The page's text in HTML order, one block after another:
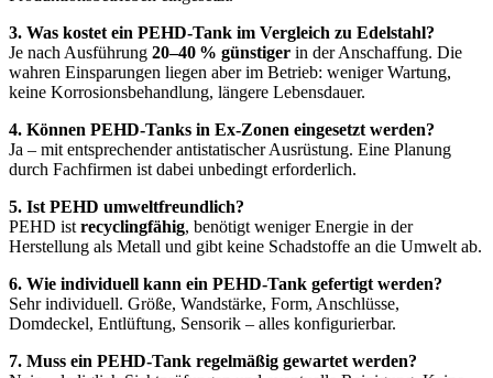
3. Was kostet ein PEHD-Tank im Vergleich zu Edelstahl?
Je nach Ausführung 20–40 % günstiger in der Anschaffung. Die
wahren Einsparungen liegen aber im Betrieb: weniger Wartung,
keine Korrosionsbehandlung, längere Lebensdauer.
4. Können PEHD-Tanks in Ex-Zonen eingesetzt werden?
Ja – mit entsprechender antistatischer Ausrüstung. Eine Planung
durch Fachfirmen ist dabei unbedingt erforderlich.
5. Ist PEHD umweltfreundlich?
PEHD ist recyclingfähig, benötigt weniger Energie in der
Herstellung als Metall und gibt keine Schadstoffe an die Umwelt ab.
6. Wie individuell kann ein PEHD-Tank gefertigt werden?
Sehr individuell. Größe, Wandstärke, Form, Anschlüsse,
Domdeckel, Entlüftung, Sensorik – alles konfigurierbar.
7. Muss ein PEHD-Tank regelmäßig gewartet werden?